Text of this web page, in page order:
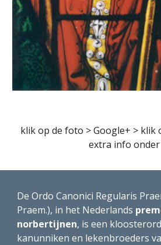
extra info onder
De Ordo Canonici Regularis
Praem.), in het Nederlands
norbertijnen, is een
kanunniken en lekenbroeders